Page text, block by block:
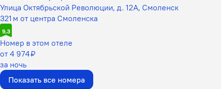
Улица Октябрьской Революции, д. 12А, Смоленск
321 м от центра Смоленска
9,3
Номер в этом отеле
от 4 974 ₽
за ночь
Показать все номера